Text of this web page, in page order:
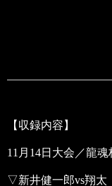
【収録内容】
11月14日大会／龍
▽新井健一郎vs翔太